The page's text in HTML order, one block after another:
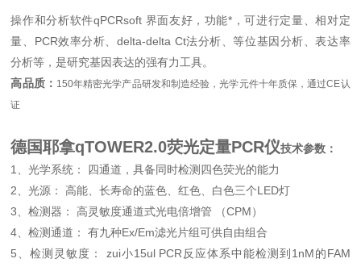
操作和分析软件qPCRsoft 界面友好，功能*，可进行定量、相对定
量、PCR效率分析、delta-delta Ct法分析、等位基因分析、表达率
分析等，是研究基因表达的强有力工具。
高品质： 150年精密光学产品研发和制造经验，光学元件十年质保，通过CE认
证
德国耶拿qTOWER2.0荧光定量PCR仪技术参数：
1、光学系统： 四通道，具备同时检测四色荧光的能力
2、光源： 高能、长寿命的蓝色、红色、白色三个LED灯
3、检测器： 高灵敏度通道式光电倍增管 （CPM）
4、检测通道： 有九种Ex/Em滤光片组可供自由组合
5、检测灵敏度： zui小15ul PCR反应体系中能检测到1nM的FAM